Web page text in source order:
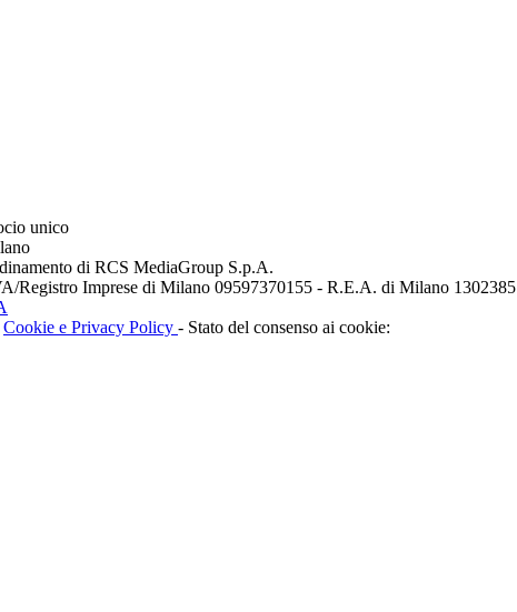
unico
di RCS MediaGroup S.p.A.
Registro Imprese di Milano 09597370155 - R.E.A. di Milano 1302385
Cookie e Privacy Policy - Stato del consenso ai cookie: